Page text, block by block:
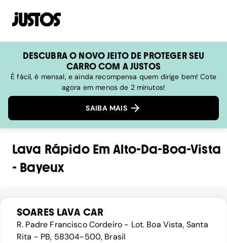
DESCUBRA O NOVO JEITO DE PROTEGER SEU
CARRO COM A JUSTOS
É fácil, é mensal, e ainda recompensa quem dirige bem! Cote
agora em menos de 2 minutos!
SAIBA MAIS
Lava RápidoEmAlto-Da-Boa-Vista
- Bayeux
SOARES LAVA CAR
R. Padre Francisco Cordeiro - Lot. Boa Vista, Santa
Rita - PB, 58304-500, Brasil